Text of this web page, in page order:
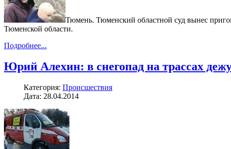
Тюмень. Тюменский областной суд вынес
Тюменской области.
Подробнее...
Юрий Алехин: в снегопад на трассах
Категория: Происшествия
Дата: 28.04.2014